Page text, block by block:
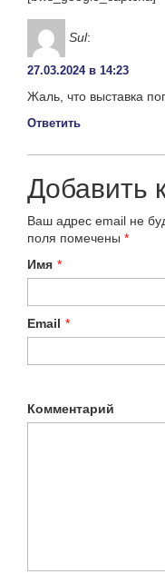
Sul:
27.03.2024 в 14:23
Жаль, что выставка
Ответить
Добавить
Ваш адрес email не
поля помечены *
Имя *
Email *
Комментарий